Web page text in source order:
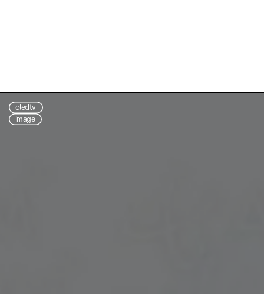
oledtv
image